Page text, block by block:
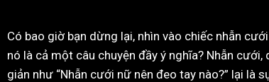
Có bao giờ bạn dừng lại, nhìn vào chiếc nhẫn
nó là cả một câu chuyện đầy ý nghĩa? Nhẫn
giản như “Nhẫn cưới nữ nên đeo tay nào?” lại là